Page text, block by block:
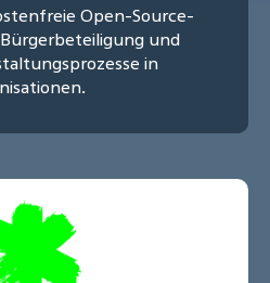
Open-Source-
und
in